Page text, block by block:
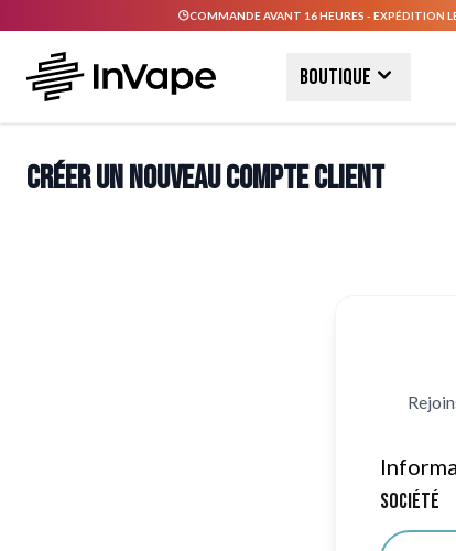
COMMANDE AVANT 16 HEURES - EXPÉDITION
Boutique
Créer un nouveau compte client
Société